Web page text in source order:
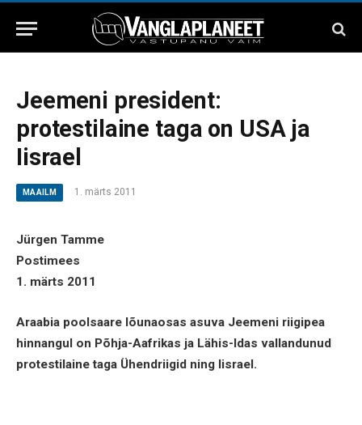
Jeemeni president:
protestilaine taga on USA ja
Iisrael
MAAILM 1. märts 2011
Jürgen Tamme
Postimees
1. märts 2011
Araabia poolsaare lõunaosas asuva Jeemeni riigipea
hinnangul on Põhja-Aafrikas ja Lähis-Idas vallandunud
protestilaine taga Ühendriigid ning Iisrael.